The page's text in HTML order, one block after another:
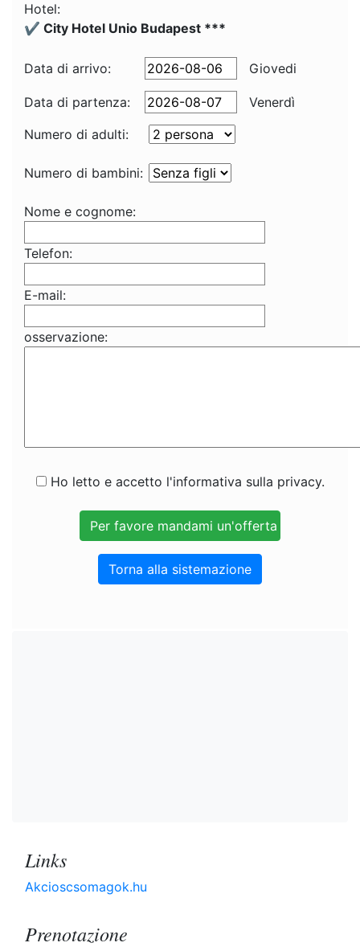
Hotel:
✔️ City Hotel Unio Budapest ***
Data di arrivo: Giovedi
Data di partenza:
Venerdì
Numero di adulti:
Numero di bambini:
Nome e cognome:
Telefon:
E-mail:
osservazione:
Ho letto e accetto l'informativa sulla privacy.
Torna alla sistemazione
Links
Akcioscsomagok.hu
Prenotazione